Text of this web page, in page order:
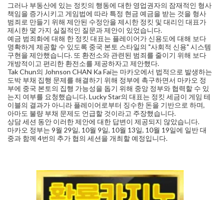
그러나 부동산에 있는 정킷의 행동에 대한 영업권자의 잠재적인 형사
책임을 증가시키고 게임법에 따라 특정 현금 예금을 받는 것을 형사
범죄로 만들기 위해 제안된 수정안을 제시한 정킷 및 대리인 대표가
제시한 몇 가지 실질적인 질문과 제안이 있었습니다.
예금 범죄화에 대해 한 정킷 대표는 플레이어가 신용도에 대해 보다
명확하게 제공할 수 있도록 중국 본토 스타일의 "사회적 신용" 시스템
구현을 제안했습니다. 또 환전소와 관련된 범죄를 줄이기 위해 보다
개방적이고 편리한 환전소를 제공하자고 제안했다.
Tak Chun의 Johnson CHAN Ka Fai는 마카오에서 법적으로 발생하는
도박 부채 집행 문제를 해결하기 위해 정부에 촉구하면서 마카오 정
부에 중국 본토의 집행 가능성을 돕기 위해 중앙 정부와 협력할 수 있
는지 여부를 요청했습니다. Lucky Star의 대표는 정킷 세금이 게임 테
이블의 결과가 아니라 플레이어로부터 징수한 돈을 기반으로 하며,
아마도 불량 부채 문제도 언급할 것이라고 주장했습니다.
상담 세션 동안 이러한 제안에 대한 답변이 제공되지 않았습니다.
마카오 정부는 9월 29일, 10월 9일, 10월 13일, 10월 19일에 일반 대
중과 함께 4번의 추가 협의 세션을 개최할 예정입니다.